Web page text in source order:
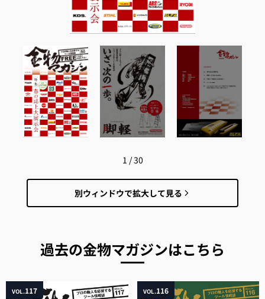
1 /30
別ウィンドウで拡大して見る
過去の金物マガジンはこちら
VOL.117 VOL.116